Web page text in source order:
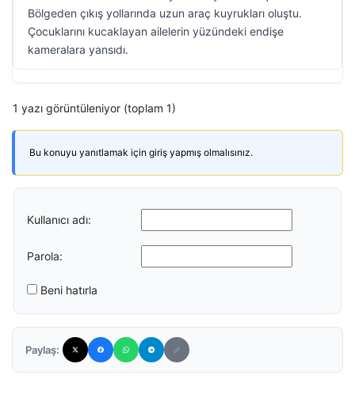
Bölgeden çıkış yollarında uzun araç kuyrukları oluştu.
Çocuklarını kucaklayan ailelerin yüzündeki endişe
kameralara yansıdı.
1 yazı görüntüleniyor (toplam 1)
Bu konuyu yanıtlamak için giriş yapmış olmalısınız.
Kullanıcı adı:
Parola:
Beni hatırla
Paylaş: